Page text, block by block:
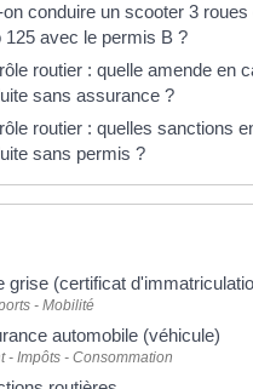
on conduire un scooter 3 roues
125 avec le permis B ?
routier : quelle amende en
sans assurance ?
routier : quelles sanctions
sans permis ?
grise (certificat
- Mobilité
automobile (véhicule)
- Impôts - Consommation